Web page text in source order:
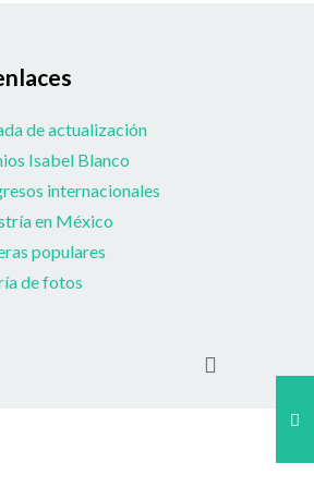
de actualización
Isabel Blanco
internacionales
en México
populares
de fotos